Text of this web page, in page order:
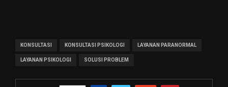
KONSULTASI KONSULTASI PSIKOLOGI LAYANAN PARANORMAL
LAYANAN PSIKOLOGI SOLUSI PROBLEM